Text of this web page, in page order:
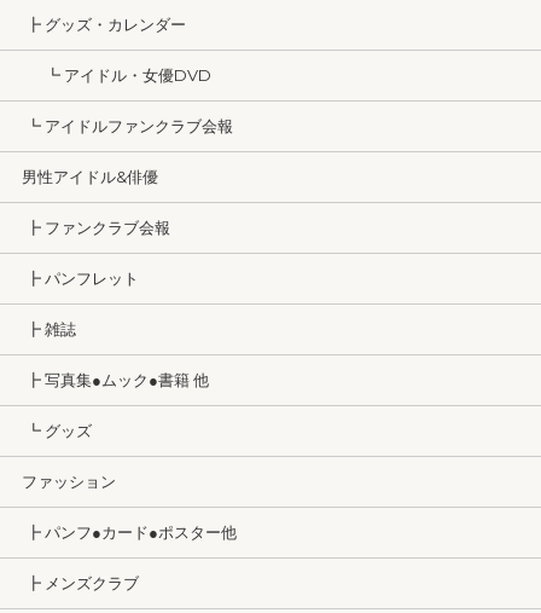
┣ グッズ・カレンダー
┗ アイドル・女優DVD
┗ アイドルファンクラブ会報
男性アイドル&俳優
┣ ファンクラブ会報
┣ パンフレット
┣ 雑誌
┣ 写真集●ムック●書籍 他
┗ グッズ
ファッション
┣ パンフ●カード●ポスター他
┣ メンズクラブ